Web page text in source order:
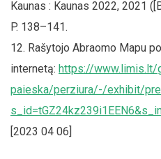
Kaunas : Kaunas 2022, 2021
P. 138–141.
Rašytojo Abraomo Mapu
internetą: https://www.limis.lt/
paieska/perziura/-/exhibit/
[2023 04 06]